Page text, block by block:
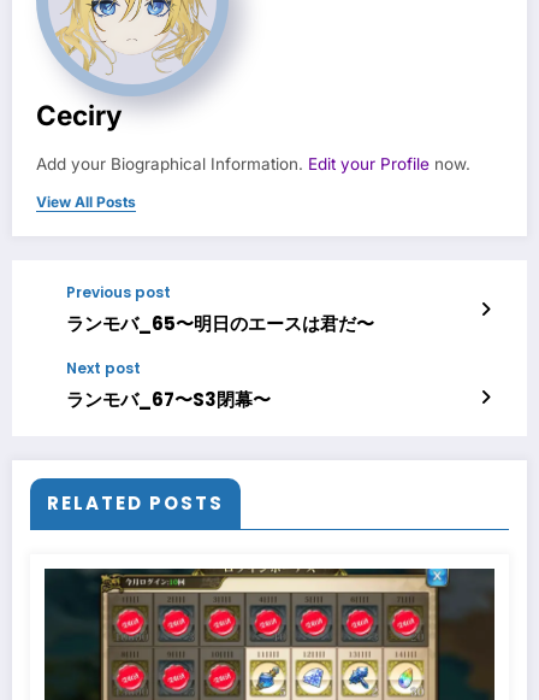
Ceciry
Add your Biographical Information. Edit your Profile now.
View All Posts
Previous post
ランモバ_65〜明日のエースは君だ〜
Next post
ランモバ_67〜S3閉幕〜
RELATED POSTS